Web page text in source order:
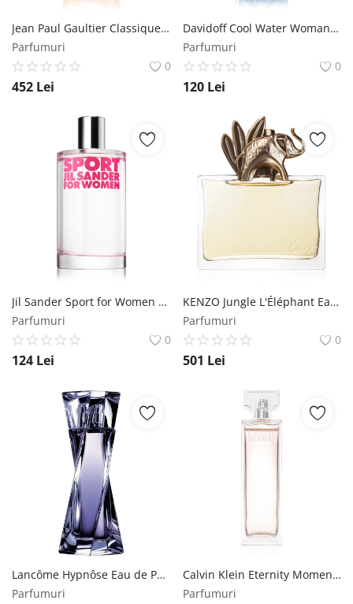
Jean Paul Gaultier Classique Eau de Toilette pentru femei 50 ml Jean Paul Gaultier
Parfumuri
0
452 Lei
Davidoff Cool Water Woman Eau de Toilette pentru femei 30 ml Davidoff
Parfumuri
0
120 Lei
Jil Sander Sport for Women Eau de Toilette pentru femei 100 ml Jil Sander
Parfumuri
0
124 Lei
KENZO Jungle L'Éléphant Eau de Parfum pentru femei 100 ml Kenzo
Parfumuri
0
501 Lei
Lancôme Hypnôse Eau de Parfum pentru femei 30 ml Lancôme
Parfumuri
Calvin Klein Eternity Moment Eau de Parfum pentru femei 100 ml Calvin Klein
Parfumuri